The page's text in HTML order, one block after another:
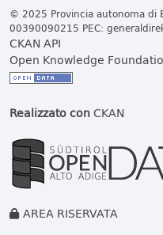
© 2025 Provincia autonoma di
00390090215 PEC:
CKAN API
Open Knowledge
Realizzato conCKAN
AREA RISERVATA